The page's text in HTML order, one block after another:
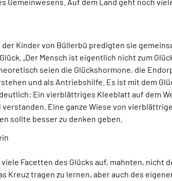
Kinder von Büllerbü predigten sie
„Der Mensch ist eigentlich nicht zum
seien die Glückshormone, die
und als Antriebshilfe. Es ist mit dem
Ein vierblättriges Kleeblatt auf dem
verstanden. Eine ganze Wiese von
sollte besser zu denken geben.
Facetten des Glücks auf, mahnten, nicht
Kreuz tragen zu lernen, aber auch des